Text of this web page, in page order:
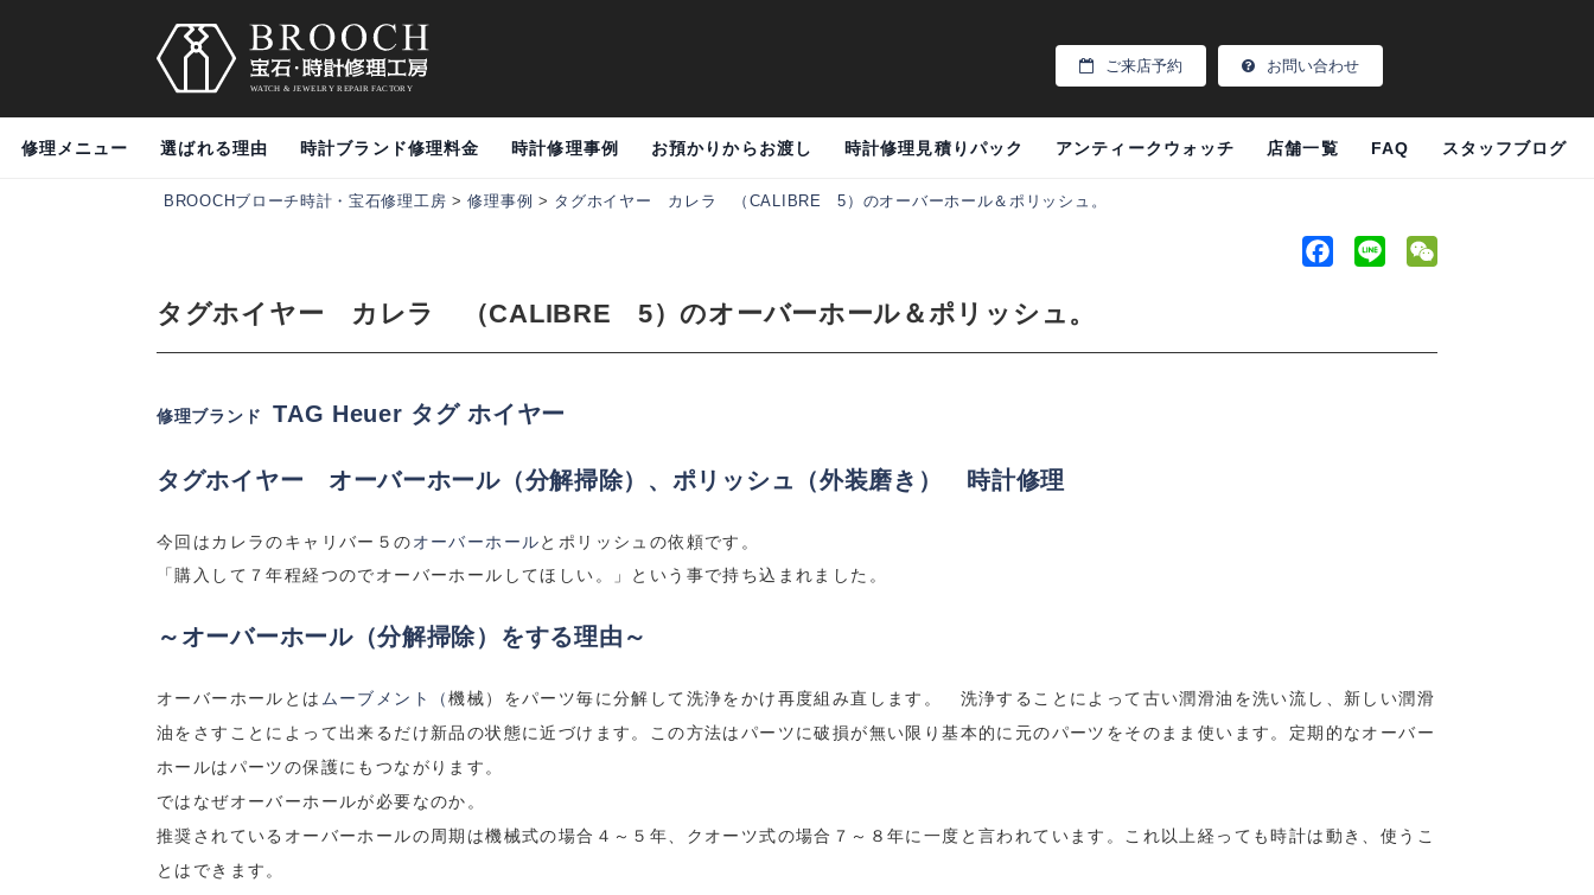
ご来店予約 お問い合わせ
修理メニュー 選ばれる理由 時計ブランド修理料金 時計修理事例 お預かりからお渡し 時計修理見積りパック アンティークウォッチ 店舗一覧 FAQ スタッフブログ
BROOCHブローチ時計・宝石修理工房 >修理事例 > タグホイヤー カレラ （CALIBRE 5）のオーバーホール＆ポリッシュ。
タグホイヤー カレラ （CALIBRE 5）のオーバーホール＆ポリッシュ。
修理ブランド TAG Heuer タグ ホイヤー
タグホイヤー オーバーホール（分解掃除）、ポリッシュ（外装磨き） 時計修理
今回はカレラのキャリバー５のオーバーホールとポリッシュの依頼です。
「購入して７年程経つのでオーバーホールしてほしい。」という事で持ち込まれました。
～オーバーホール（分解掃除）をする理由～
オーバーホールとは ムーブメント（機械）をパーツ毎に分解して洗浄をかけ再度組み直します。 洗浄することによって古い潤滑油を洗い流し、新しい潤滑
油をさすことによって出来るだけ新品の状態に近づけます。この方法はパーツに破損が無い限り基本的に元のパーツをそのまま使います。定期的なオーバー
ホールはパーツの保護にもつながります。
ではなぜオーバーホールが必要なのか。
推奨されているオーバーホールの周期は機械式の場合４～５年、クオーツ式の場合７～８年に一度と言われています。これ以上経っても時計は動き、使うこ
とはできます。